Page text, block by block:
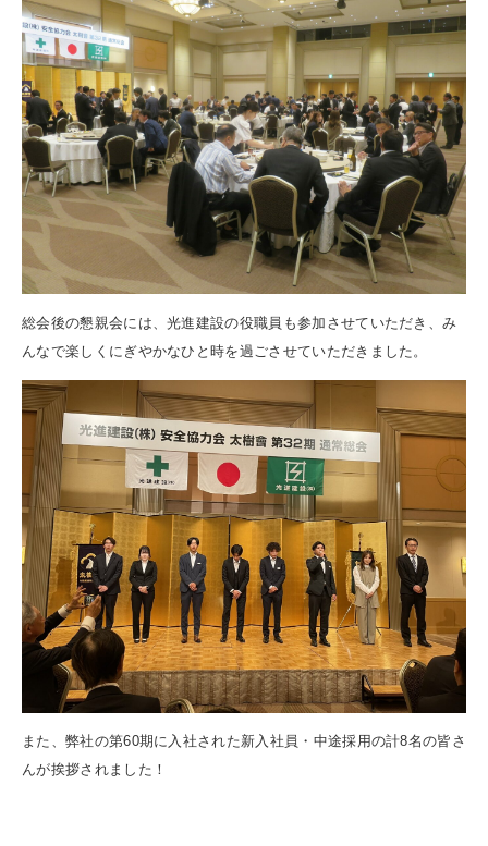
総会後の懇親会には、光進建設の役職員も参加させていただき、み
んなで楽しくにぎやかなひと時を過ごさせていただきました。
また、弊社の第60期に入社された新入社員・中途採用の計8名の皆さ
んが挨拶されました！